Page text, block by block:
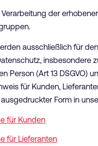
der
ausschließlich für
insbesondere
Person (Art 13 DSGVO)
für Kunden,
Form in
für Kunden
für Lieferanten